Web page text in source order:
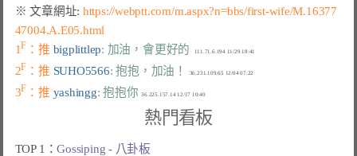
※ 文章網址: https://webptt.com/m.aspx?n=bbs/first-wife/M.16377
47004.A.E05.html
1F ：推 bigplittlep: 加油，會更好的
2F ：推 SUHO5566: 抱抱，加油！
3F ：推 yashingg: 抱抱你
  36.225.157.14 12/17 10:40
熱門看板
TOP 1：Gossiping - 八卦板